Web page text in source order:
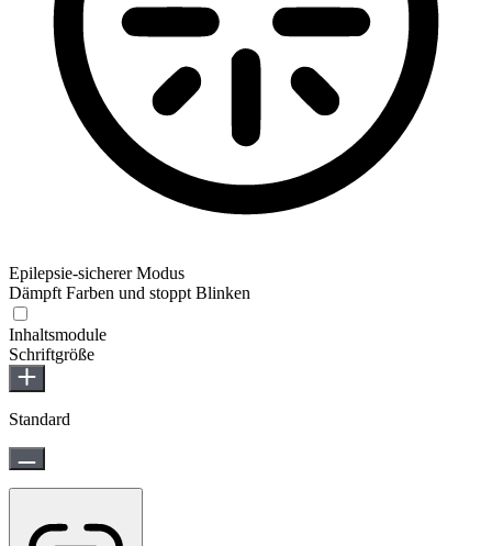
Epilepsie-sicherer Modus
Dämpft Farben und stoppt Blinken
Inhaltsmodule
Schriftgröße
Standard